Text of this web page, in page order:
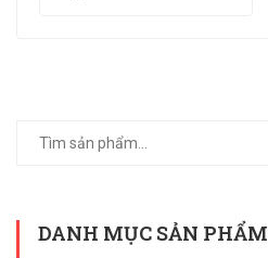
DANH MỤC SẢN PHẨM